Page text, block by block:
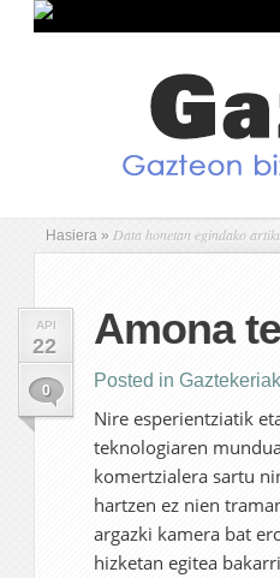
Hasiera » Data honetan egindako
API
22
0
Amona
Posted in Gaztekeriak
Nire esperientziatik
teknologiaren
komertzialera sartu
hartzen ez nien
argazki kamera bat
hizketan egitea